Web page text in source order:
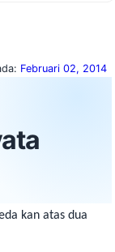
Februari 02, 2014
kan atas dua